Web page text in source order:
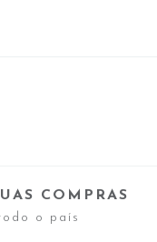
COMPRAS
o país